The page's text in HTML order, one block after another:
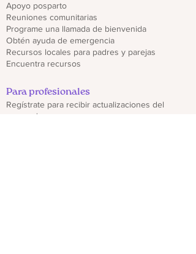
Apoyo posparto
Reuniones comunitarias
Programe una llamada de bienvenida
Obtén ayuda de emergencia
Recursos locales para padres y parejas
Encuentra recursos
Para profesionales
Regístrate para recibir actualizaciones del
proveedor